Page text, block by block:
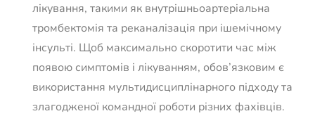
лікування, такими як внутрішньоартеріальна
тромбектомія та реканалізація при ішемічному
інсульті. Щоб максимально скоротити час між
появою симптомів і лікуванням, обов’язковим є
використання мультидисциплінарного підходу та
злагодженої командної роботи різних фахівців.